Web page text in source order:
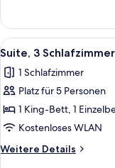
anzeigen
Suite,
2 Schlafzimmer
(Wyndham,
View)
Alle
Fotos
für
Suite,
3 Schlafzimmer
(Wyndham,
Duplex)
anzeigen
26
Suite, 3
1 Schlafzimmer
Platz für 5 Personen
1 King-Bett, 1
Kostenloses WLAN
Weitere Details
Weitere